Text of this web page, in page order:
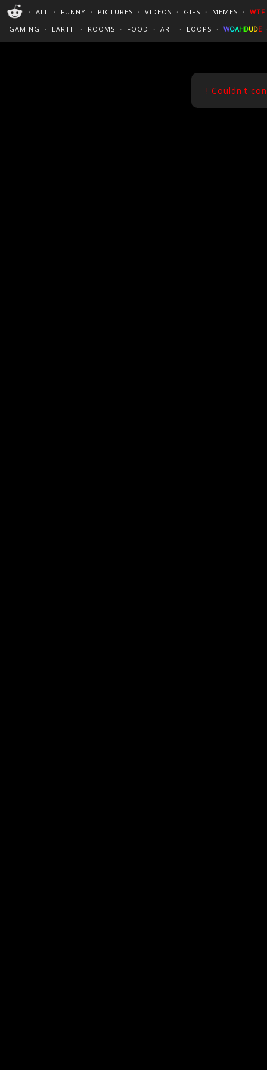
・ ALL ・ FUNNY ・ PICTURES ・ VIDEOS ・ GIFS ・ MEMES ・ WTF
GAMING
・ EARTH ・ ROOMS ・ FOOD ・ ART ・ LOOPS ・ WOAHDUDE
PERFECT LOOPS
CINEMAGRAPHS
:)/?
TRAVEL
! Couldn't